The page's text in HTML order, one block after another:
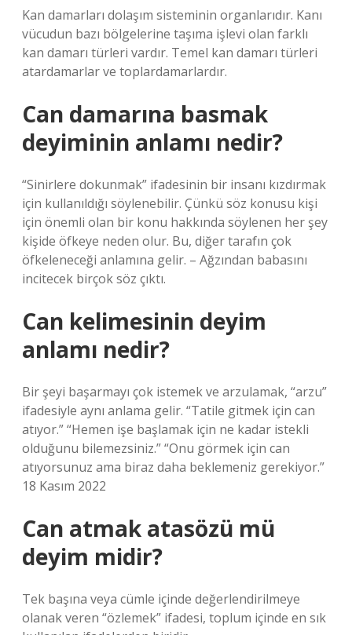
Kan damarları dolaşım sisteminin organlarıdır. Kanı
vücudun bazı bölgelerine taşıma işlevi olan farklı
kan damarı türleri vardır. Temel kan damarı türleri
atardamarlar ve toplardamarlardır.
Can damarına basmak
deyiminin anlamı nedir?
“Sinirlere dokunmak” ifadesinin bir insanı kızdırmak
için kullanıldığı söylenebilir. Çünkü söz konusu kişi
için önemli olan bir konu hakkında söylenen her şey
kişide öfkeye neden olur. Bu, diğer tarafın çok
öfkeleneceği anlamına gelir. – Ağzından babasını
incitecek birçok söz çıktı.
Can kelimesinin deyim
anlamı nedir?
Bir şeyi başarmayı çok istemek ve arzulamak, “arzu”
ifadesiyle aynı anlama gelir. “Tatile gitmek için can
atıyor.” “Hemen işe başlamak için ne kadar istekli
olduğunu bilemezsiniz.” “Onu görmek için can
atıyorsunuz ama biraz daha beklemeniz gerekiyor.”
18 Kasım 2022
Can atmak atasözü mü
deyim midir?
Tek başına veya cümle içinde değerlendirilmeye
olanak veren “özlemek” ifadesi, toplum içinde en sık